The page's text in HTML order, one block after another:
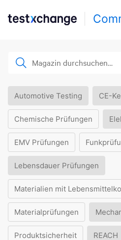
Automotive Testing CE-
Chemische Prüfungen
EMV Prüfungen
Lebensdauer Prüfungen
Materialien mit
Materialprüfungen
Produktsicherheit REACH